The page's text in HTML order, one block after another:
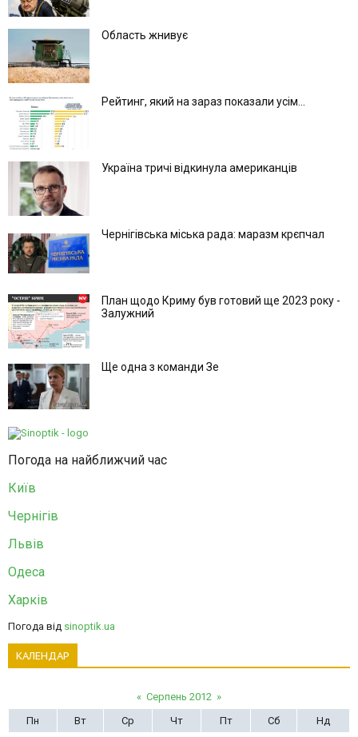
Область жнивує
Рейтинг, який на зараз показали усім...
Україна тричі відкинула американців
Чернігівська міська рада: маразм крєпчал
План щодо Криму був готовий ще 2023 року -
Залужний
Ще одна з команди Зе
Погода на найближчий час
Київ
Чернігів
Львів
Одеса
Харків
Погода від sinoptik.ua
КАЛЕНДАР
« Серпень 2012 »
Пн
Вт Ср Чт Пт Сб Нд